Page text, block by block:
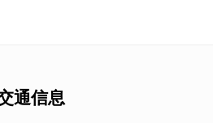
通信息